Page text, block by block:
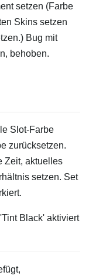
setzen (Farbe
Skins setzen
Bug mit
behoben.
Slot-Farbe
zurücksetzen.
Zeit, aktuelles
setzen. Set
Black' aktiviert